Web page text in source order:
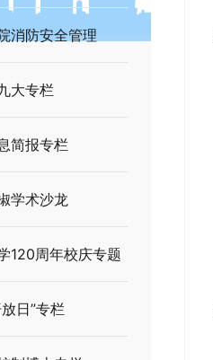
消防安全管理
大专栏
简报专栏
学术沙龙
120周年校庆专题
日”专栏